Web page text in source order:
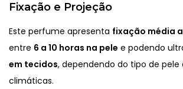
Fixação e Projeção
Este perfume apresenta fixação média
entre 6 a 10 horas na pele e podendo
em tecidos, dependendo do tipo de pele
climáticas.